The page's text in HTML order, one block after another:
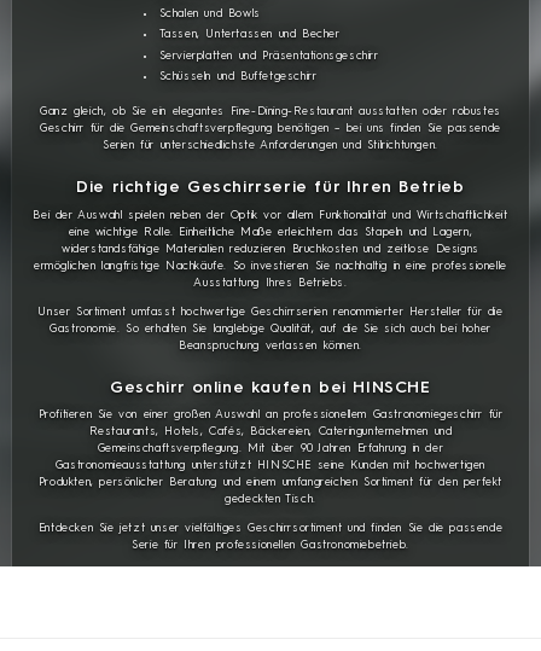
Schalen und Bowls
Tassen, Untertassen und Becher
Servierplatten und Präsentationsgeschirr
Schüsseln und Buffetgeschirr
Ganz gleich, ob Sie ein elegantes Fine-Dining-Restaurant ausstatten oder robustes
Geschirr für die Gemeinschaftsverpflegung benötigen – bei uns finden Sie passende
Serien für unterschiedlichste Anforderungen und Stilrichtungen.
Die richtige Geschirrserie für Ihren Betrieb
Bei der Auswahl spielen neben der Optik vor allem Funktionalität und Wirtschaftlichkeit
eine wichtige Rolle. Einheitliche Maße erleichtern das Stapeln und Lagern,
widerstandsfähige Materialien reduzieren Bruchkosten und zeitlose Designs
ermöglichen langfristige Nachkäufe. So investieren Sie nachhaltig in eine professionelle
Ausstattung Ihres Betriebs.
Unser Sortiment umfasst hochwertige Geschirrserien renommierter Hersteller für die
Gastronomie. So erhalten Sie langlebige Qualität, auf die Sie sich auch bei hoher
Beanspruchung verlassen können.
Geschirr online kaufen bei HINSCHE
Profitieren Sie von einer großen Auswahl an professionellem Gastronomiegeschirr für
Restaurants, Hotels, Cafés, Bäckereien, Cateringunternehmen und
Gemeinschaftsverpflegung. Mit über 90 Jahren Erfahrung in der
Gastronomieausstattung unterstützt HINSCHE seine Kunden mit hochwertigen
Produkten, persönlicher Beratung und einem umfangreichen Sortiment für den perfekt
gedeckten Tisch.
Entdecken Sie jetzt unser vielfältiges Geschirrsortiment und finden Sie die passende
Serie für Ihren professionellen Gastronomiebetrieb.